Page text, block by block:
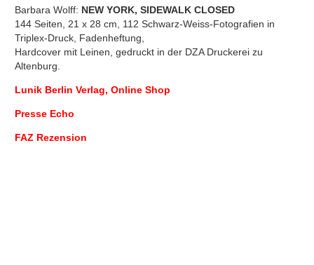
Barbara Wolff: NEW YORK, SIDEWALK CLOSED
144 Seiten, 21 x 28 cm, 112 Schwarz-Weiss-Fotografien in
Triplex-Druck, Fadenheftung,
Hardcover mit Leinen, gedruckt in der DZA Druckerei zu
Altenburg.
Lunik Berlin Verlag, Online Shop
Presse Echo
FAZ Rezension